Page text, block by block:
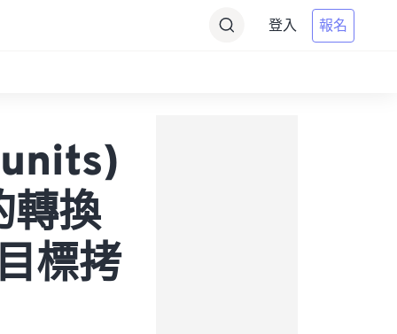
登入 報名
轉換
標拷